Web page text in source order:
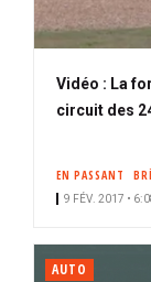
Vidéo : La
circuit des
EN PASSANT
9 FÉV. 2017 •
AUTO